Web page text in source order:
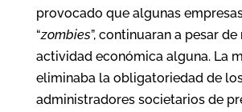
provocado que algunas
“zombies”, continuaran a pesar
actividad económica alguna. La
eliminaba la obligatoriedad de
administradores societarios de